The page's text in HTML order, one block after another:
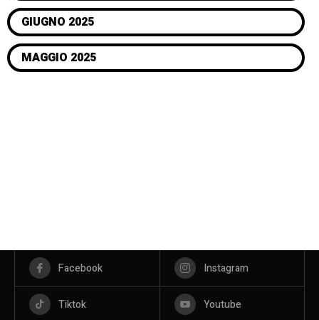
GIUGNO 2025
MAGGIO 2025
Facebook Instagram
Tiktok Youtube